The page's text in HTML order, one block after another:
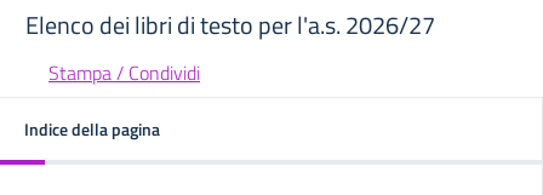
Elenco dei libri di testo per l'a.s. 2026/27
Stampa / Condividi
Indice della pagina